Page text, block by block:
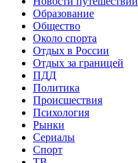
Образование
Общество
Около спорта
Отдых в России
Отдых за границей
ПДД
Политика
Происшествия
Психология
Рынки
Сериалы
Спорт